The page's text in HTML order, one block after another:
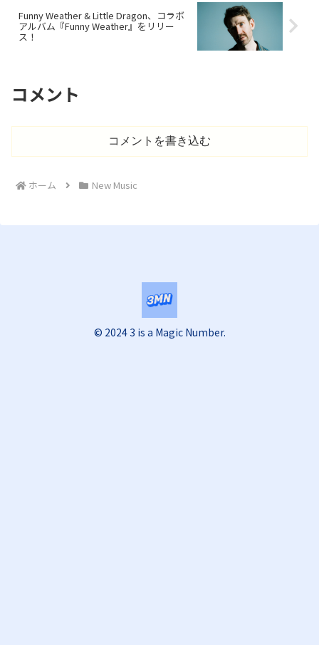
Funny Weather & Little Dragon、コラボ
アルバム『Funny Weather』をリリー
ス！
コメント
コメントを書き込む
ホーム New Music
© 2024 3 is a Magic Number.